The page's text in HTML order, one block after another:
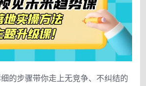
的步骤带你走上无竞争、不纠结的